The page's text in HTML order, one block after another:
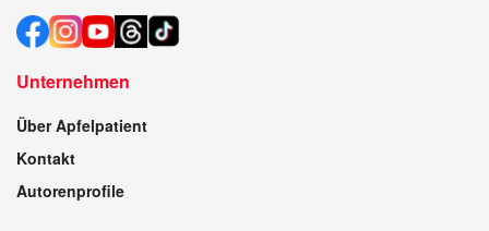
Unternehmen
Über Apfelpatient
Kontakt
Autorenprofile